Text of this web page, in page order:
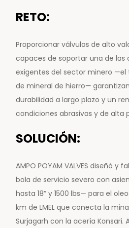
RETO:
Proporcionar válvulas de alto
capaces de soportar una de las
exigentes del sector minero —el
de mineral de hierro—
durabilidad a largo plazo y un
condiciones abrasivas y de alta
SOLUCIÓN:
AMPO POYAM VALVES diseñó y
bola de servicio severo con
hasta 18” y 1500 lbs— para el
km de LMEL que conecta la
Surjagarh con la acería Konsari.